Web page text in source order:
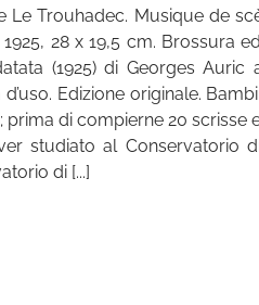
Le Trouhadec. Musique de
28 x 19,5 cm. Brossura
(1925) di Georges
Edizione originale.
prima di compierne 20
studiato al Conservatorio
di [...]